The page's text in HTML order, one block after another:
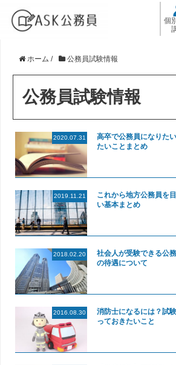
個
ホーム / 公務員試験情報
公務員試験情報
2020.07.31
高卒で公務員になりた
たいことまとめ
2019.11.21
これから地方公務員を
い基本まとめ
2018.02.20
社会人が受験できる公
の待遇について
2016.08.30
消防士になるには？試
っておきたいこと